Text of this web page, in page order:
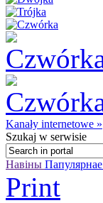
Kanały internetowe »
Szukaj w serwisie
Навіны Папулярнае
Print